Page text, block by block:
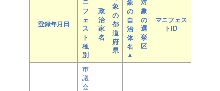
登録年月日
ニ
フ
ェ
ス
ト
種
別
政
治
家
名
象
の
都
道
府
県
象
の
自
治
体
名
▲
対
象
の
選
挙
区
マニフェス
トID
市
議
会